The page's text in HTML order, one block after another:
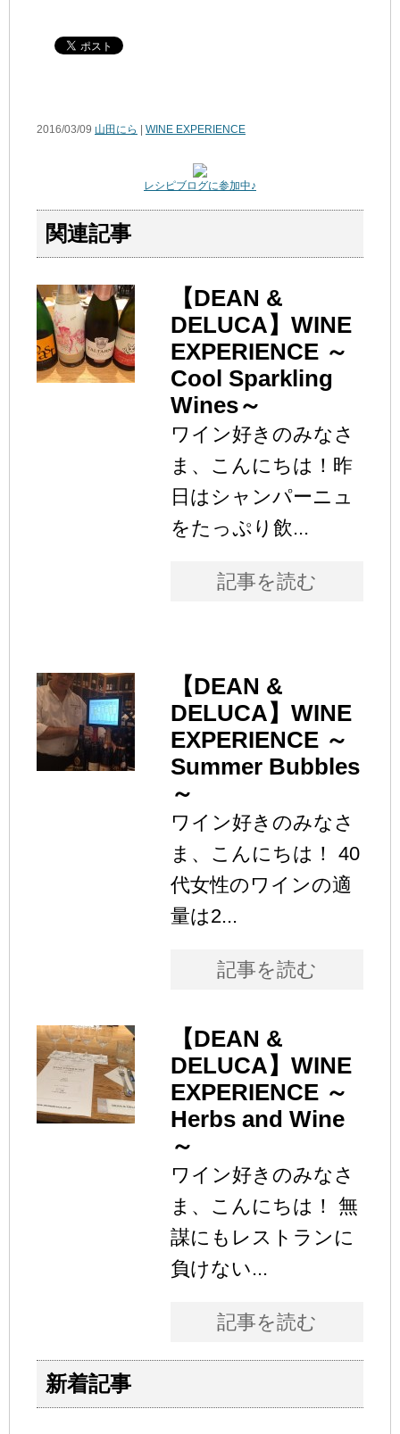
2016/03/09 山田にら WINE EXPERIENCE
レシピブログに参加中♪
関連記事
【DEAN &
DELUCA】WINE
EXPERIENCE ～
Cool Sparkling
Wines～
ワイン好きのみなさ
ま、こんにちは！昨
日はシャンパーニュ
をたっぷり飲...
記事を読む
【DEAN &
DELUCA】WINE
EXPERIENCE ～
Summer Bubbles
～
ワイン好きのみなさ
ま、こんにちは！ 40
代女性のワインの適
量は2...
記事を読む
【DEAN &
DELUCA】WINE
EXPERIENCE ～
Herbs and Wine
～
ワイン好きのみなさ
ま、こんにちは！ 無
謀にもレストランに
負けない...
記事を読む
新着記事